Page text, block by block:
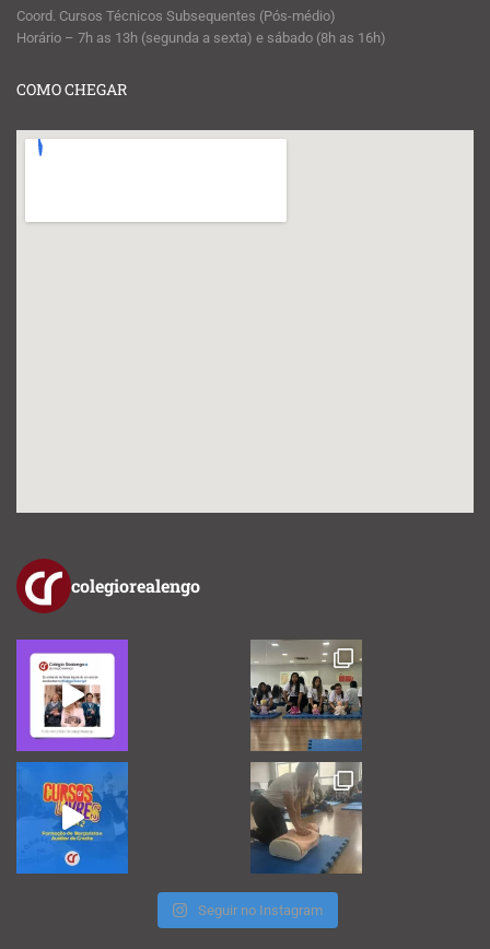
Coord. Cursos Técnicos Subsequentes (Pós-médio)
Horário – 7h as 13h (segunda a sexta) e sábado (8h as 16h)
COMO CHEGAR
colegiorealengo
Seguir no Instagram